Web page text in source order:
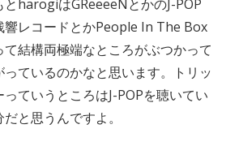
harogiはGReeeeNとかのJ-POP
響レコードとかPeople In The Box
結構両極端なところがぶつかって
ているのかなと思います。トリッ
ていうところはJ-POPを聴いてい
と思うんですよ。